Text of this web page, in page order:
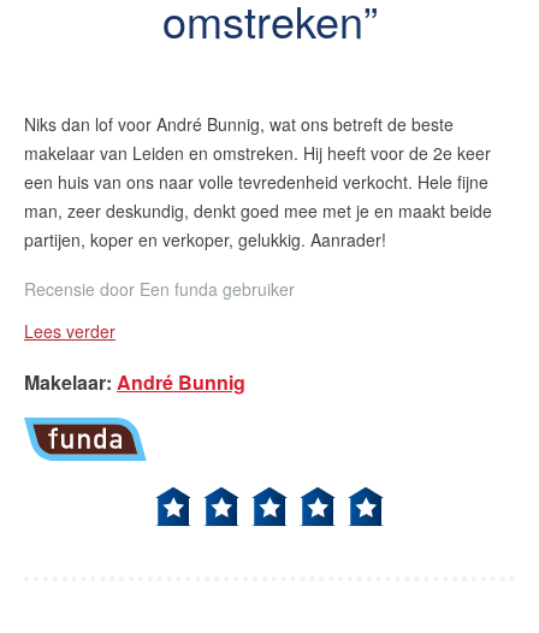
omstreken
Niks dan lof voor André Bunnig, wat ons betreft de beste
makelaar van Leiden en omstreken. Hij heeft voor de 2e keer
een huis van ons naar volle tevredenheid verkocht. Hele fijne
man, zeer deskundig, denkt goed mee met je en maakt beide
partijen, koper en verkoper, gelukkig. Aanrader!
Recensie door Een funda gebruiker
Lees verder
Makelaar: André Bunnig